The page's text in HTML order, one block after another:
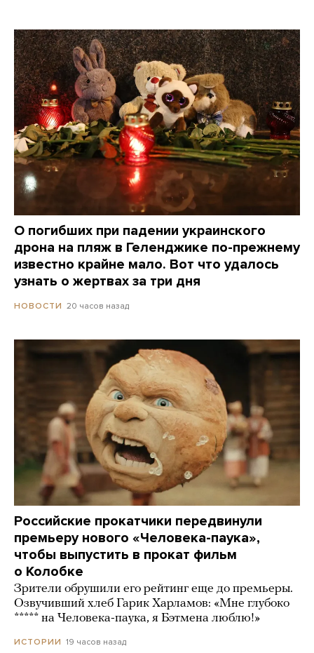
О погибших при падении украинского
дрона на пляж в Геленджике по-прежнему
известно крайне мало. Вот что удалось
узнать о жертвах за три дня
НОВОСТИ 20 часов назад
Российские прокатчики передвинули
премьеру нового «Человека-паука»,
чтобы выпустить в прокат фильм
о Колобке
Зрители обрушили его рейтинг еще до премьеры.
Озвучивший хлеб Гарик Харламов: «Мне глубоко
***** на Человека-паука, я Бэтмена люблю!»
ИСТОРИИ 19 часов назад